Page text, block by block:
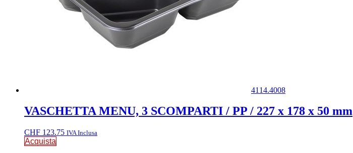
4114.4008
VASCHETTA MENU, 3 SCOMPARTI / PP / 227 x 178 x 50 mm
CHF 123.75 IVA Inclusa
Acquista